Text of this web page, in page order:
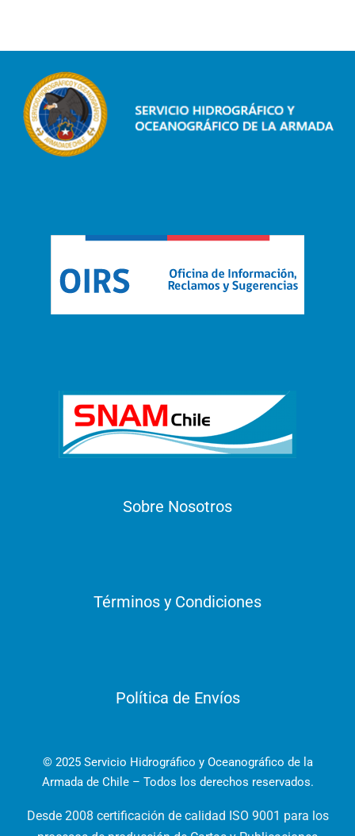
Sobre Nosotros
Términos y Condiciones
Política de Envíos
© 2025 Servicio Hidrográfico y Oceanográfico de la
Armada de Chile – Todos los derechos reservados.
Desde 2008 certificación de calidad ISO 9001 para los